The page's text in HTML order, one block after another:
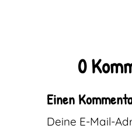
0
Einen
Deine E-Mail-